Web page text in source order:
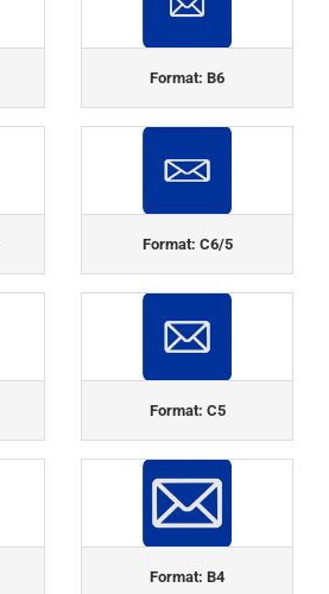
Format: B6
Format: C6/5
Format: C5
Format: B4